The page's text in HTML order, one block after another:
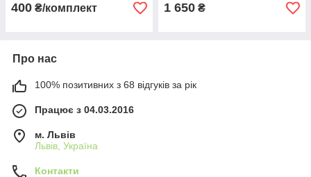
400 ₴/комплект 1 650 ₴
Про нас
100% позитивних з 68 відгуків за рік
Працює з 04.03.2016
м. Львів
Львів, Україна
Контакти